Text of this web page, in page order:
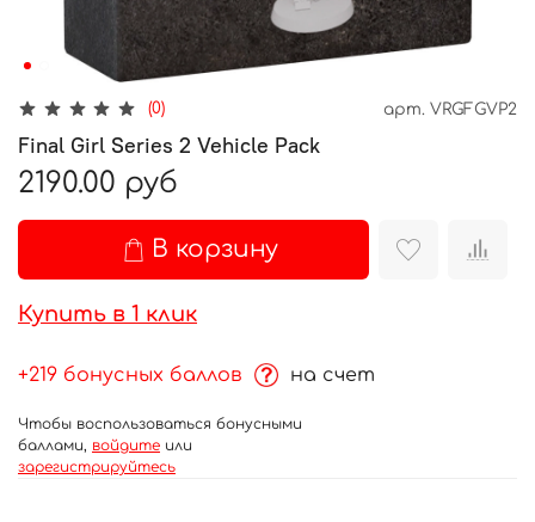
(0) арт. VRGFGVP2
Final Girl Series 2 Vehicle Pack
2190.00 руб
В корзину
Купить в 1 клик
+219 бонусных баллов на счет
Чтобы воспользоваться бонусными
баллами, войдите или
зарегистрируйтесь